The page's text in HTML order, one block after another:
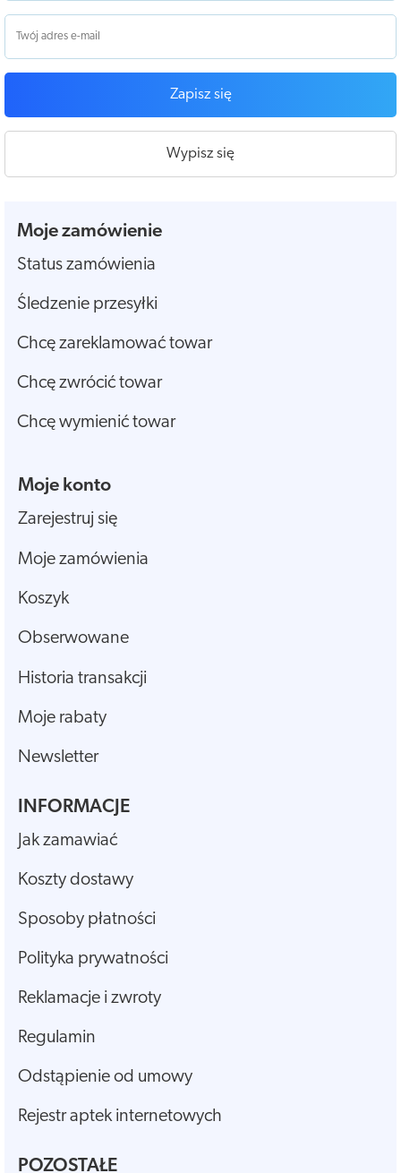
Zapisz się
Wypisz się
Moje zamówienie
Status zamówienia
Śledzenie przesyłki
Chcę zareklamować towar
Chcę zwrócić towar
Chcę wymienić towar
Moje konto
Zarejestruj się
Moje zamówienia
Koszyk
Obserwowane
Historia transakcji
Moje rabaty
Newsletter
INFORMACJE
Jak zamawiać
Koszty dostawy
Sposoby płatności
Polityka prywatności
Reklamacje i zwroty
Regulamin
Odstąpienie od umowy
Rejestr aptek internetowych
POZOSTAŁE